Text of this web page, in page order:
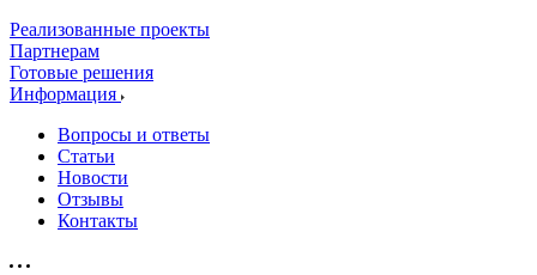
Реализованные проекты
Партнерам
Готовые решения
Информация
Вопросы и ответы
Статьи
Новости
Отзывы
Контакты